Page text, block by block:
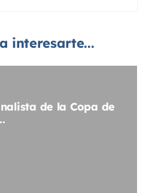
interesarte...
de la Copa de